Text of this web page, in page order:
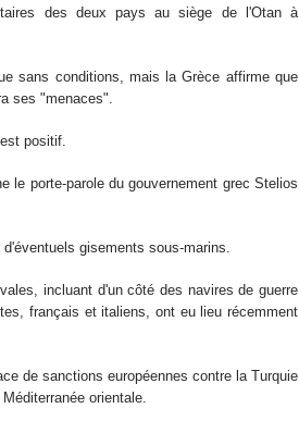
des deux pays au siège de l'Otan à
sans conditions, mais la Grèce affirme que
ses "menaces".
positif.
le porte-parole du gouvernement grec Stelios
gisements sous-marins.
incluant d'un côté des navires de guerre
français et italiens, ont eu lieu récemment
de sanctions européennes contre la Turquie
orientale.